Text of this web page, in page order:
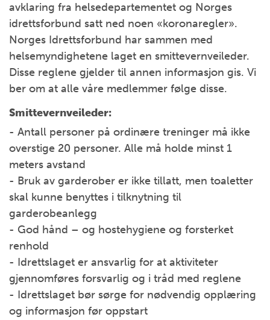
avklaring fra helsedepartementet og Norges
idrettsforbund satt ned noen «koronaregler».
Norges Idrettsforbund har sammen med
helsemyndighetene laget en smittevernveileder.
Disse reglene gjelder til annen informasjon gis. Vi
ber om at alle våre medlemmer følge disse.
Smittevernveileder:
- Antall personer på ordinære treninger må ikke
overstige 20 personer. Alle må holde minst 1
meters avstand
- Bruk av garderober er ikke tillatt, men toaletter
skal kunne benyttes i tilknytning til
garderobeanlegg
- God hånd – og hostehygiene og forsterket
renhold
- Idrettslaget er ansvarlig for at aktiviteter
gjennomføres forsvarlig og i tråd med reglene
- Idrettslaget bør sørge for nødvendig opplæring
og informasjon før oppstart